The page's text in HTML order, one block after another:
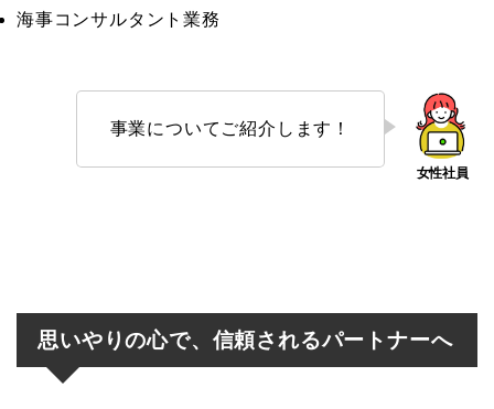
海事コンサルタント業務
事業についてご紹介します！
思いやりの心で、信頼されるパートナーへ